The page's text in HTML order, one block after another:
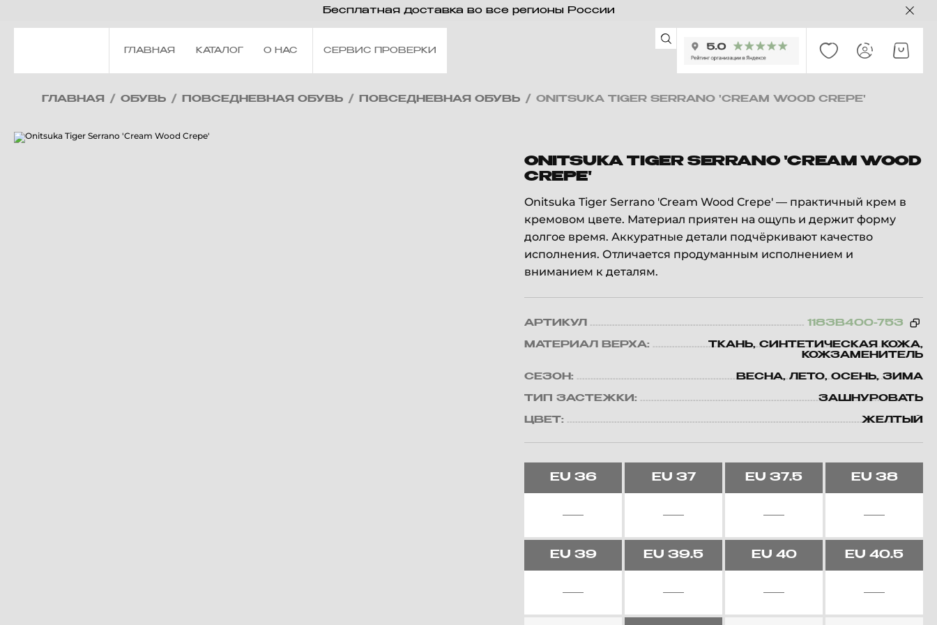
Бесплатная доставка во все регионы России
ГЛАВНАЯ КАТАЛОГ О НАС СЕРВИС ПРОВЕРКИ
ГЛАВНАЯ / ОБУВЬ / ПОВСЕДНЕВНАЯ ОБУВЬ / ПОВСЕДНЕВНАЯ ОБУВЬ / ONITSUKA TIGER SERRANO 'CREAM WOOD CREPE'
ONITSUKA TIGER SERRANO 'CREAM WOOD
CREPE'
Onitsuka Tiger Serrano 'Cream Wood Crepe' — практичный крем в
кремовом цвете. Материал приятен на ощупь и держит форму
долгое время. Аккуратные детали подчёркивают качество
исполнения. Отличается продуманным исполнением и
вниманием к деталям.
АРТИКУЛ 1183B400-753
МАТЕРИАЛ ВЕРХА:
ТКАНЬ, СИНТЕТИЧЕСКАЯ КОЖА,
КОЖЗАМЕНИТЕЛЬ
СЕЗОН: ВЕСНА, ЛЕТО, ОСЕНЬ, ЗИМА
ТИП ЗАСТЕЖКИ: ЗАШНУРОВАТЬ
ЦВЕТ: ЖЕЛТЫЙ
EU 36 EU 37 EU 37.5 EU 38
EU 39 EU 39.5 EU 40 EU 40.5